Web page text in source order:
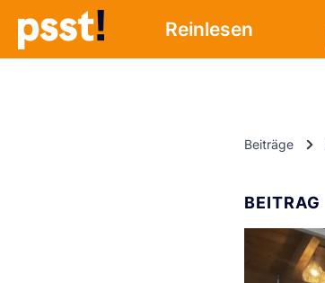
Reinlesen
Beiträge
BEITRAG